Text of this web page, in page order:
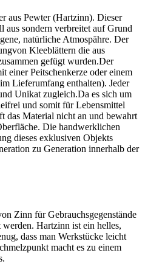
aus Pewter (Hartzinn). Dieser
aus sondern verbreitet auf Grund
natürliche Atmospähre. Der
Kleeblättern die aus
gefügt wurden.Der
einer Peitschenkerze oder einem
Lieferumfang enthalten). Jeder
Unikat zugleich.Da es sich um
und somit für Lebensmittel
das Material nicht an und bewahrt
Die handwerklichen
dieses exklusiven Objekts
zu Generation innerhalb der
Zinn für Gebrauchsgegenstände
werden. Hartzinn ist ein helles,
dass man Werkstücke leicht
macht es zu einem